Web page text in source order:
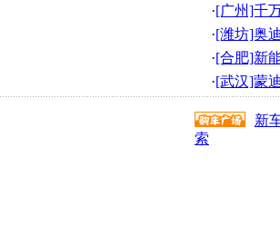
场约定您
·[广州]千
到的豪车!
·[潍坊]奥
·[合肥]新
圆满落幕
·[武汉]蒙
新
索